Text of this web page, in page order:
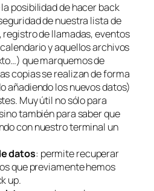
posibilidad de hacer back
de nuestra lista de
de llamadas, eventos
y aquellos archivos
que marquemos de
copias se realizan de forma
añadiendo los nuevos datos)
Muy útil no sólo para
también para saber que
con nuestro terminal un
datos: permite recuperar
que previamente hemos
up.